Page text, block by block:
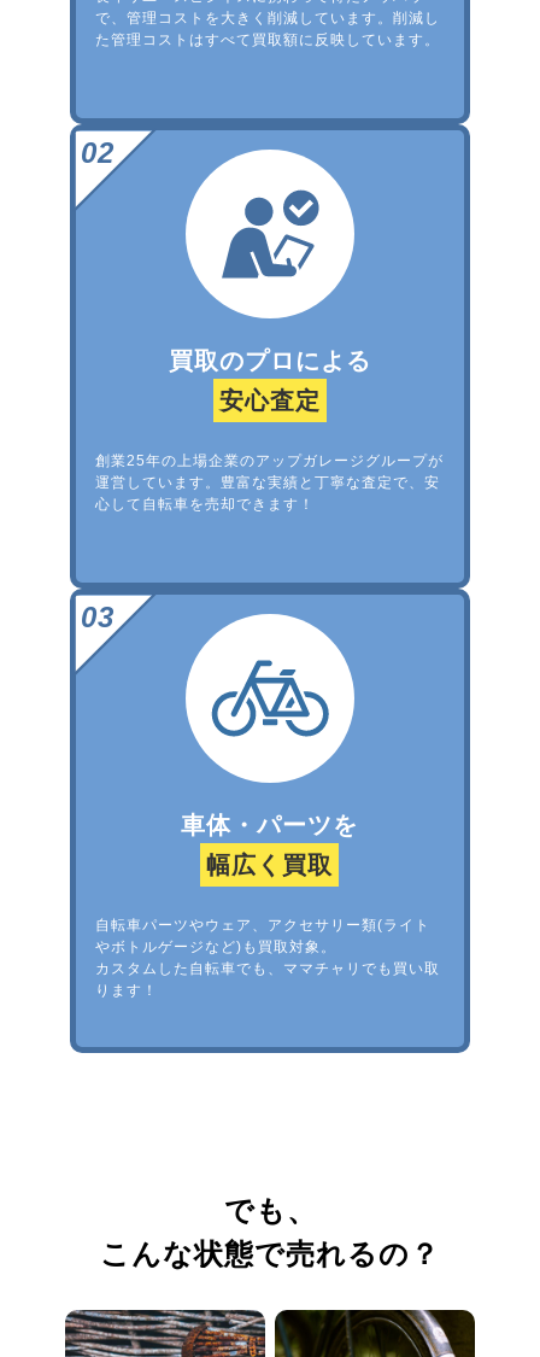
で、管理コストを大きく削減しています。削減し
た管理コストはすべて買取額に反映しています。
買取のプロによる
安心査定
創業25年の上場企業のアップガレージグループが
運営しています。豊富な実績と丁寧な査定で、安
心して自転車を売却できます！
車体・パーツを
幅広く買取
自転車パーツやウェア、アクセサリー類(ライト
やボトルゲージなど)も買取対象。
カスタムした自転車でも、ママチャリでも買い取
ります！
でも、
こんな状態で売れるの？